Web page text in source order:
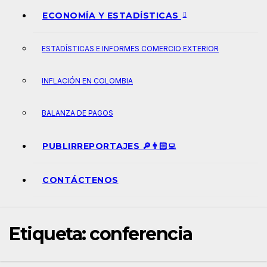
ECONOMÍA Y ESTADÍSTICAS
ESTADÍSTICAS E INFORMES COMERCIO EXTERIOR
INFLACIÓN EN COLOMBIA
BALANZA DE PAGOS
PUBLIRREPORTAJES 🔎👨🏻‍💻
CONTÁCTENOS
Etiqueta:conferencia